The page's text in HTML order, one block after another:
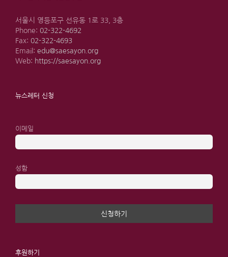
서울시 영등포구 선유동 1로 33, 3층
Phone: 02-322-4692
Fax: 02-322-4693
Email: edu@saesayon.org
Web: https://saesayon.org
뉴스레터 신청
이메일
성함
후원하기